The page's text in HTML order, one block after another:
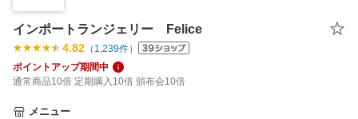
インポートランジェリー Felice
4.82 （ 1,239件）
ポイントアップ期間中
通常商品10倍 定期購入10倍 頒布会10倍
メニュー